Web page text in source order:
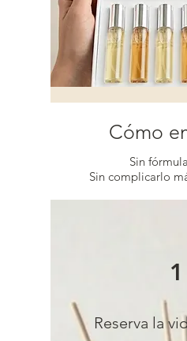
Cómo
Sin
Sin complicarlo
1
Reserva la